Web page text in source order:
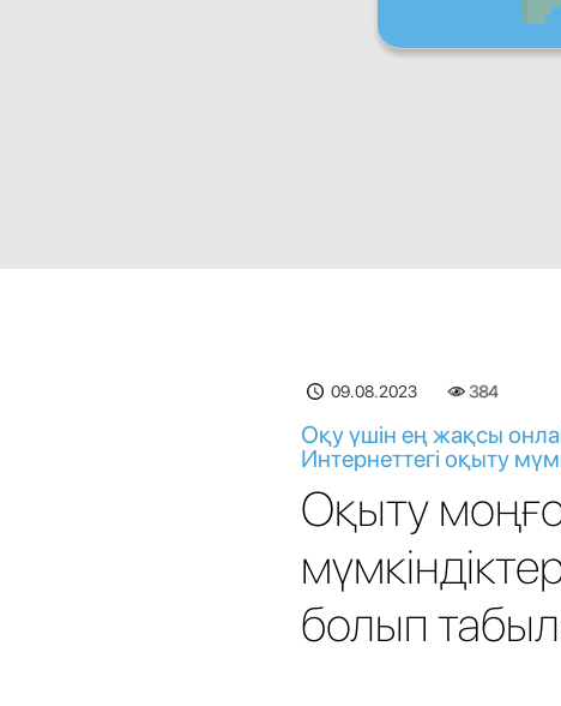
09.08.2023 384
Оқу үшін ең жақсы
Интернеттегі оқыту
Оқыту
болып